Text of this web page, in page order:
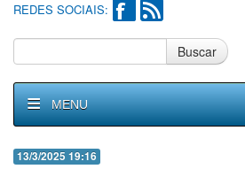
REDES SOCIAIS:
Buscar
MENU
13/3/2025 19:16